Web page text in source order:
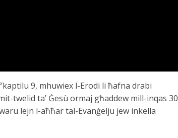
9, mhuwiex l-Erodi li ħafna drabi
twelid ta’ Ġesù ormaj għaddew mill-inqas 30
lejn l-aħħar tal-Evanġelju jew inkella